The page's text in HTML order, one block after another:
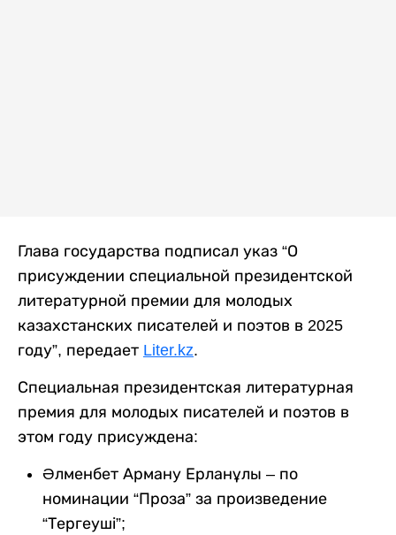
Глава государства подписал указ “О
присуждении специальной президентской
литературной премии для молодых
казахстанских писателей и поэтов в 2025
году”, передает Liter.kz.
Специальная президентская литературная
премия для молодых писателей и поэтов в
этом году присуждена:
Әлменбет Арману Ерланұлы – по
номинации “Проза” за произведение
“Тергеуші”;